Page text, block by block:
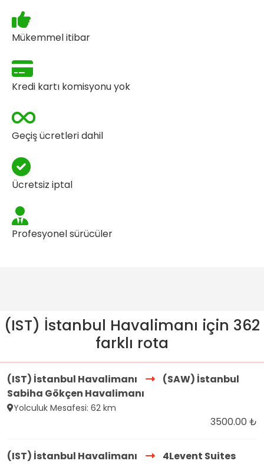
Mükemmel itibar
Kredi kartı komisyonu yok
Geçiş ücretleri dahil
Ücretsiz iptal
Profesyonel sürücüler
(IST) İstanbul Havalimanı için 362
farklı rota
(IST) İstanbul Havalimanı
(SAW) İstanbul
Sabiha Gökçen Havalimanı
Yolculuk Mesafesi: 62 km
3500.00 ₺
(IST) İstanbul Havalimanı 4Levent Suites